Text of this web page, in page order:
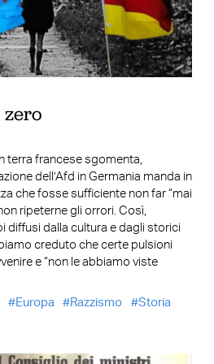
zero
terra francese sgomenta,
dell’Afd in Germania manda in
che fosse sufficiente non far “mai
ripeterne gli orrori. Così,
diffusi dalla cultura e dagli storici
creduto che certe pulsioni
e “non le abbiamo viste
Europa Razzismo Storia